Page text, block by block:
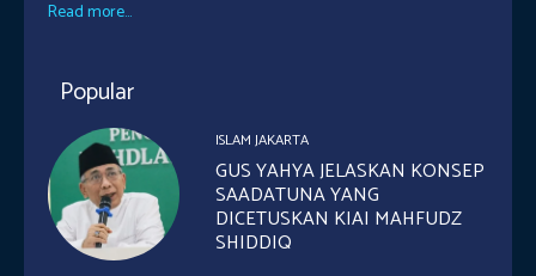
Read more...
Popular
ISLAM JAKARTA
GUS YAHYA JELASKAN KONSEP
SAADATUNA YANG
DICETUSKAN KIAI MAHFUDZ
SHIDDIQ